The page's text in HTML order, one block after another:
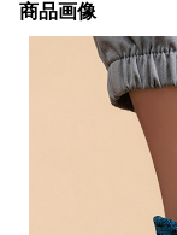
商品画像